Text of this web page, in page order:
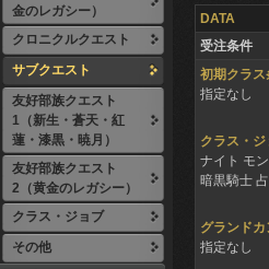
金のレガシー）
クロニクルクエスト
サブクエスト
友好部族クエスト
1（新生・蒼天・紅
蓮・漆黒・暁月）
友好部族クエスト
2（黄金のレガシー）
クラス・ジョブ
その他
DATA
受注条件
初期クラス
指定なし
クラス・
ナイト モ
暗黒騎士
グランド
指定なし